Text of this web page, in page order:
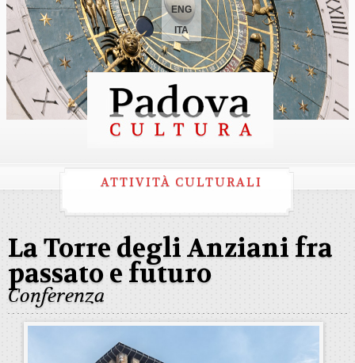
ENG
ITA
ATTIVITÀ CULTURALI
La Torre degli Anziani fra
passato e futuro
Conferenza